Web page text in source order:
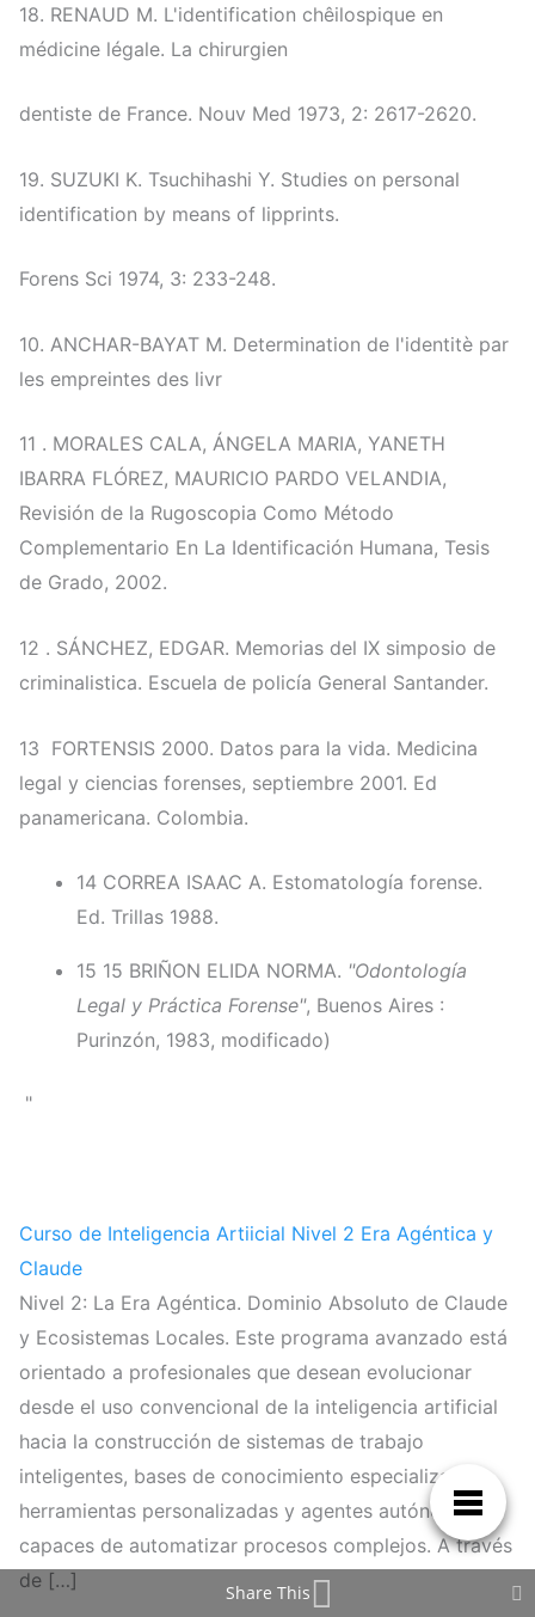
18. RENAUD M. L'identification chêilospique en
médicine légale. La chirurgien
dentiste de France. Nouv Med 1973, 2: 2617-2620.
19. SUZUKI K. Tsuchihashi Y. Studies on personal
identification by means of lipprints.
Forens Sci 1974, 3: 233-248.
10. ANCHAR-BAYAT M. Determination de l'identitè par
les empreintes des livr
11 . MORALES CALA, ÁNGELA MARIA, YANETH
IBARRA FLÓREZ, MAURICIO PARDO VELANDIA,
Revisión de la Rugoscopia Como Método
Complementario En La Identificación Humana, Tesis
de Grado, 2002.
12 . SÁNCHEZ, EDGAR. Memorias del IX simposio de
criminalistica. Escuela de policía General Santander.
13 FORTENSIS 2000. Datos para la vida. Medicina
legal y ciencias forenses, septiembre 2001. Ed
panamericana. Colombia.
14 CORREA ISAAC A. Estomatología forense.
Ed. Trillas 1988.
15 15 BRIÑON ELIDA NORMA. "Odontología
Legal y Práctica Forense", Buenos Aires :
Purinzón, 1983, modificado)
"
Curso de Inteligencia Artiicial Nivel 2 Era Agéntica y
Claude
Nivel 2: La Era Agéntica. Dominio Absoluto de Claude
y Ecosistemas Locales. Este programa avanzado está
orientado a profesionales que desean evolucionar
desde el uso convencional de la inteligencia artificial
hacia la construcción de sistemas de trabajo
inteligentes, bases de conocimiento especializadas,
herramientas personalizadas y agentes autónomos
capaces de automatizar procesos complejos. A través
de […]
Share This